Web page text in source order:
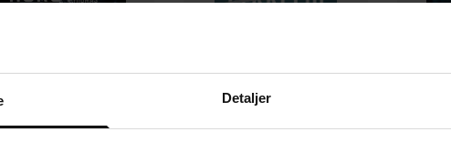
Detaljer